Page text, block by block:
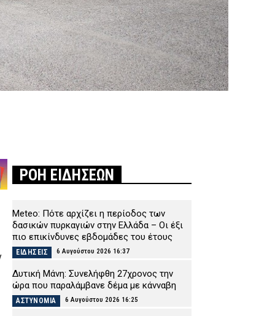
ΡΟΗ ΕΙΔΗΣΕΩΝ
Meteo: Πότε αρχίζει η περίοδος των
δασικών πυρκαγιών στην Ελλάδα – Οι έξι
πιο επικίνδυνες εβδομάδες του έτους
ΕΙΔΗΣΕΙΣ 6 Αυγούστου 2026 16:37
Δυτική Μάνη: Συνελήφθη 27χρονος την
ώρα που παραλάμβανε δέμα με κάνναβη
ΑΣΤΥΝΟΜΙΑ 6 Αυγούστου 2026 16:25